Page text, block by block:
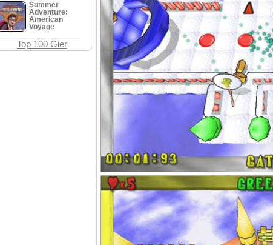
Summer
Adventure:
American
Voyage
Top 100 Gier